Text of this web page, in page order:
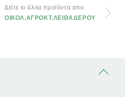
Δείτε κι άλλα προϊόντα απο
ΟΙΚΟΛ.ΑΓΡΟΚΤ.ΛΕΙΒΑΔΕΡΟΥ